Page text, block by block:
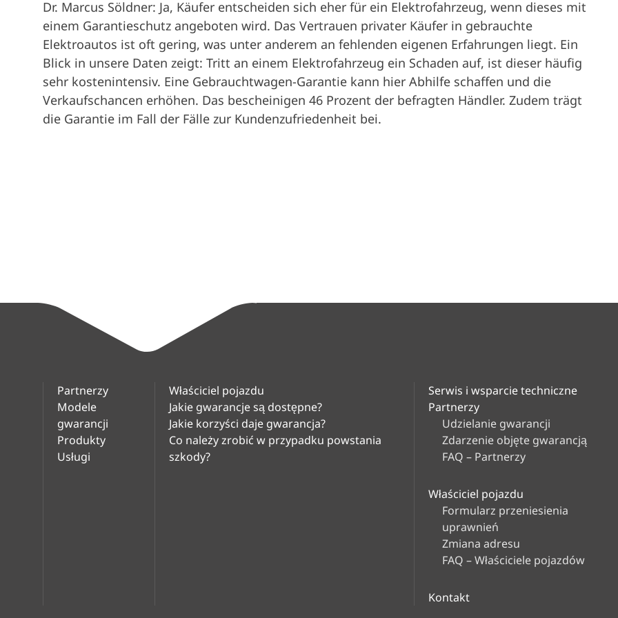
Dr. Marcus Söldner: Ja, Käufer entscheiden sich eher für ein Elektrofahrzeug, wenn dieses mit
einem Garantieschutz angeboten wird. Das Vertrauen privater Käufer in gebrauchte
Elektroautos ist oft gering, was unter anderem an fehlenden eigenen Erfahrungen liegt. Ein
Blick in unsere Daten zeigt: Tritt an einem Elektrofahrzeug ein Schaden auf, ist dieser häufig
sehr kostenintensiv. Eine Gebrauchtwagen-Garantie kann hier Abhilfe schaffen und die
Verkaufschancen erhöhen. Das bescheinigen 46 Prozent der befragten Händler. Zudem trägt
die Garantie im Fall der Fälle zur Kundenzufriedenheit bei.
Partnerzy
Modele
gwarancji
Produkty
Usługi
Właściciel pojazdu
Jakie gwarancje są dostępne?
Jakie korzyści daje gwarancja?
Co należy zrobić w przypadku powstania
szkody?
Serwis i wsparcie techniczne
Partnerzy
Udzielanie gwarancji
Zdarzenie objęte gwarancją
FAQ – Partnerzy
Właściciel pojazdu
Formularz przeniesienia
uprawnień
Zmiana adresu
FAQ – Właściciele pojazdów
Kontakt